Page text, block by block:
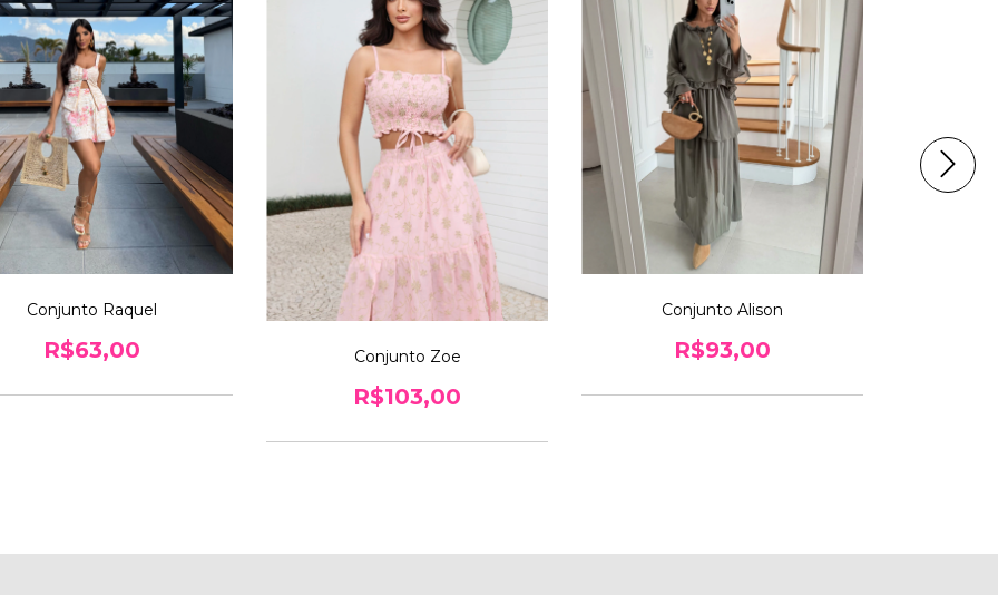
Conjunto Raquel
R$63,00 Conjunto Zoe
R$103,00
Conjunto Alison
R$93,00